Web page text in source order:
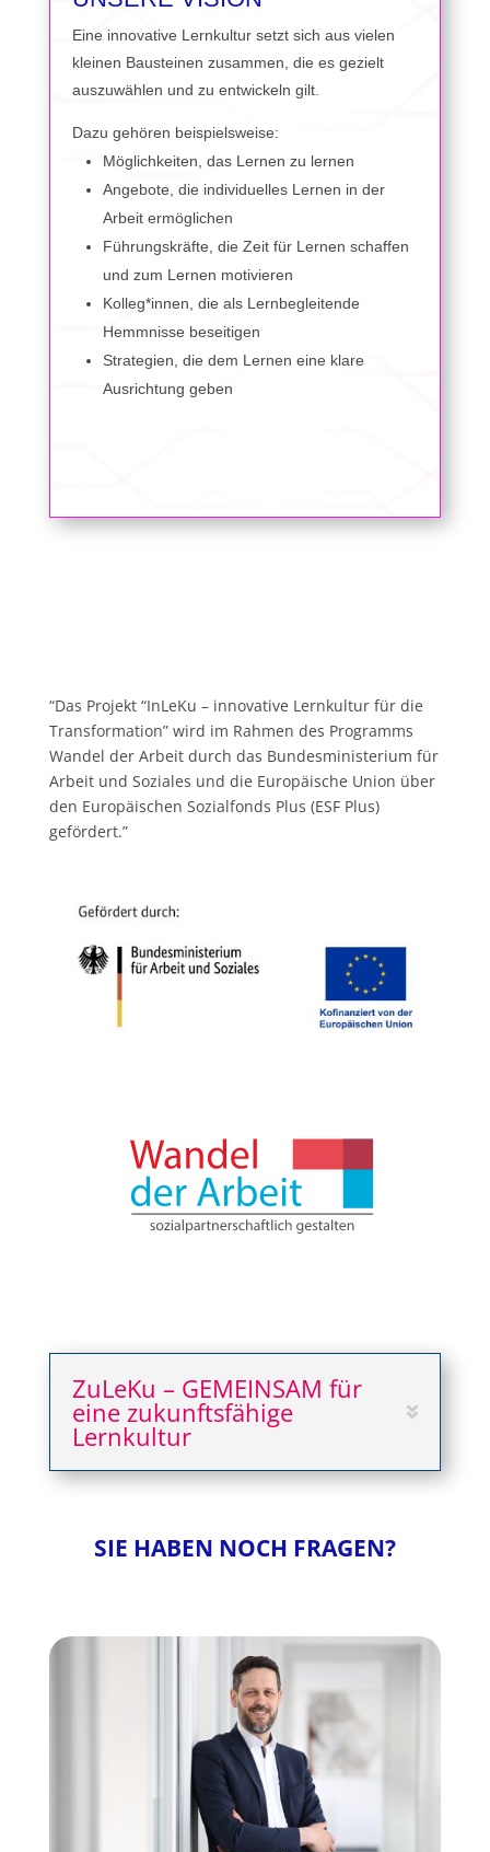
Eine innovative Lernkultur setzt sich aus vielen
kleinen Bausteinen zusammen, die es gezielt
auszuwählen und zu entwickeln gilt.
Dazu gehören beispielsweise:
Möglichkeiten, das Lernen zu lernen
Angebote, die individuelles Lernen in der
Arbeit ermöglichen
Führungskräfte, die Zeit für Lernen schaffen
und zum Lernen motivieren
Kolleg*innen, die als Lernbegleitende
Hemmnisse beseitigen
Strategien, die dem Lernen eine klare
Ausrichtung geben
“Das Projekt “InLeKu – innovative Lernkultur für die
Transformation” wird im Rahmen des Programms
Wandel der Arbeit durch das Bundesministerium für
Arbeit und Soziales und die Europäische Union über
den Europäischen Sozialfonds Plus (ESF Plus)
gefördert.”
ZuLeKu – GEMEINSAM für
eine zukunftsfähige
Lernkultur
SIE HABEN NOCH FRAGEN?